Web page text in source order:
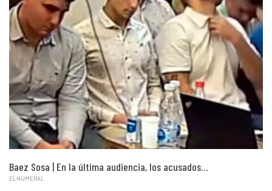
Baez Sosa | En la última audiencia, los acusados…
ELNUMERAL